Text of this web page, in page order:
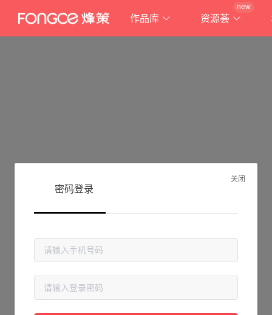
作品库 资源荟
new
抱歉!
请检查您输入的网址是否正确，或点击下面的按钮返回首页。
关闭
密码登录